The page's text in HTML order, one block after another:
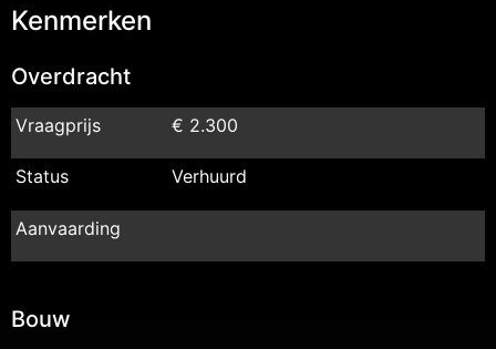
Kenmerken
Overdracht
Vraagprijs € 2.300
Status Verhuurd
Aanvaarding
Bouw